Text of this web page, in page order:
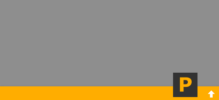
